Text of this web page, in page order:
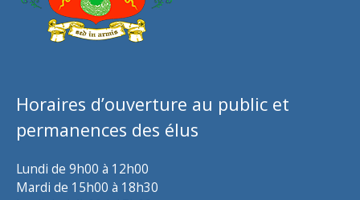
Horaires d’ouverture au public et
permanences des élus
Lundi de 9h00 à 12h00
Mardi de 15h00 à 18h30